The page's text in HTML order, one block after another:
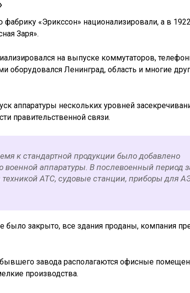
фабрику «Эрикссон» национализировали, а в
Заря».
на выпуске коммутаторов,
оборудовался Ленинград, область и многие
аппаратуры нескольких уровней
правительственной связи.
к стандартной продукции было добавлено
военной аппаратуры. В послевоенный период
техникой АТС, судовые станции, приборы для
было закрыто, все здания проданы, компания
завода располагаются офисные
производства.